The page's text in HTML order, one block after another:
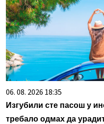
06. 08. 2026 18:35
Изгубили сте пасош у
требало одмах да